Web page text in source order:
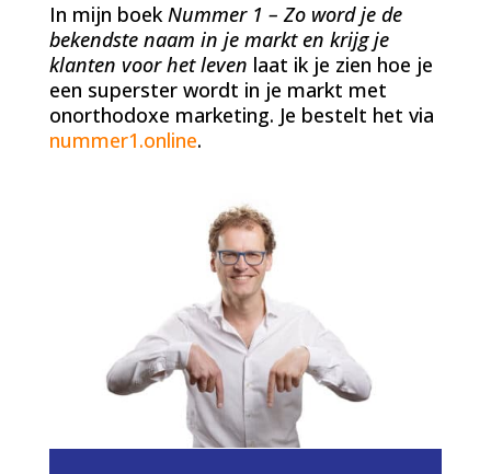
In mijn boekNummer 1 – Zo word je de
bekendste naam in je markt en krijg je
klanten voor het leven laat ik je zien hoe je
een superster wordt in je markt met
onorthodoxe marketing. Je bestelt het via
nummer1.online.